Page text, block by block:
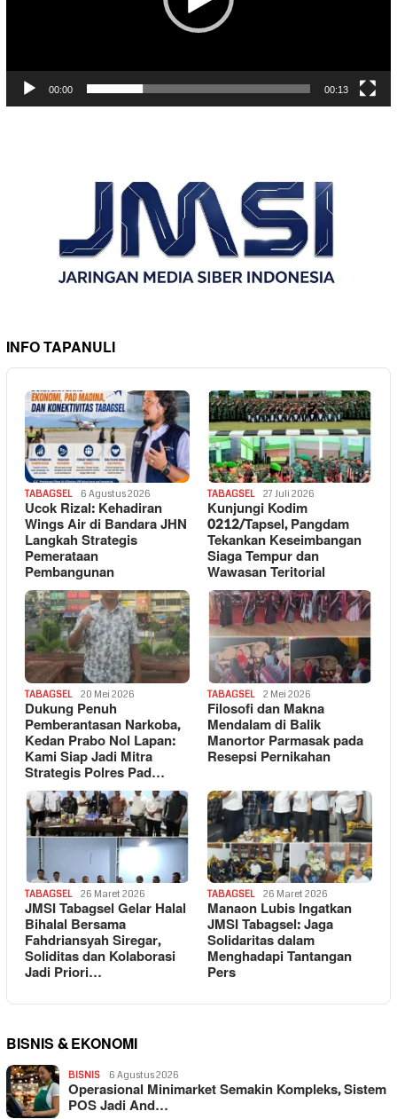
00:00 00:13
INFO TAPANULI
TABAGSEL 6 Agustus 2026
Ucok Rizal: Kehadiran
Wings Air di Bandara JHN
Langkah Strategis
Pemerataan
Pembangunan
TABAGSEL 27 Juli 2026
Kunjungi Kodim
0212/Tapsel, Pangdam
Tekankan Keseimbangan
Siaga Tempur dan
Wawasan Teritorial
TABAGSEL 20 Mei 2026
Dukung Penuh
Pemberantasan Narkoba,
Kedan Prabo Nol Lapan:
Kami Siap Jadi Mitra
Strategis Polres Pad…
TABAGSEL 2 Mei 2026
Filosofi dan Makna
Mendalam di Balik
Manortor Parmasak pada
Resepsi Pernikahan
TABAGSEL 26 Maret 2026
JMSI Tabagsel Gelar Halal
Bihalal Bersama
Fahdriansyah Siregar,
Soliditas dan Kolaborasi
Jadi Priori…
TABAGSEL 26 Maret 2026
Manaon Lubis Ingatkan
JMSI Tabagsel: Jaga
Solidaritas dalam
Menghadapi Tantangan
Pers
BISNIS & EKONOMI
BISNIS 6 Agustus 2026
Operasional Minimarket Semakin Kompleks, Sistem
POS Jadi And…